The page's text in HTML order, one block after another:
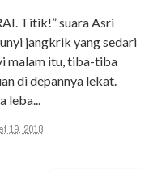
Titik!” suara Asri
jangkrik yang sedari
malam itu, tiba-tiba
di depannya lekat.
19, 2018